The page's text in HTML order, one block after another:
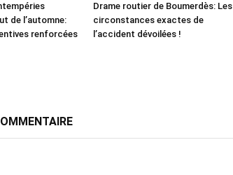
de l’automne:
renforcées
Drame routier de Boumerdès: Les
circonstances exactes de
l’accident dévoilées !